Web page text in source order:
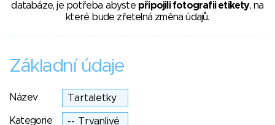
databáze, je potřeba abyste připojili fotografii etikety, na
které bude zřetelná změna údajů.
Základní údaje
Název
Kategorie